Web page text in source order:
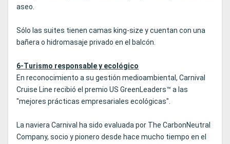
aseo.
Sólo las suites tienen camas king-size y cuentan con una
bañera o hidromasaje privado en el balcón.
6-Turismo responsable y ecológico
En reconocimiento a su gestión medioambiental, Carnival
Cruise Line recibió el premio US GreenLeaders™ a las
"mejores prácticas empresariales ecológicas".
La naviera Carnival ha sido evaluada por The CarbonNeutral
Company, socio y pionero desde hace mucho tiempo en el